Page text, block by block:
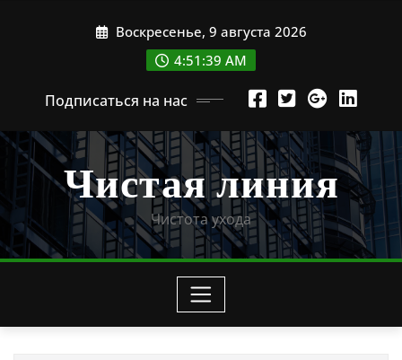
Воскресенье, 9 августа 2026
4:51:40 AM
Подписаться на нас
Чистая линия
Чистота ухода